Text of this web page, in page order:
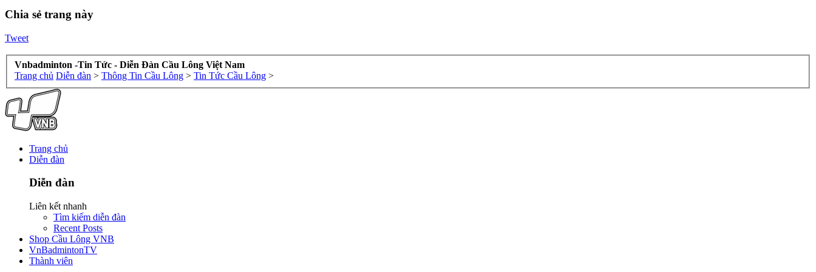
Chia sẻ trang này
Tweet
Vnbadminton -Tin Tức - Diễn Đàn Cầu Lông Việt Nam
Trang chủ Diễn đàn > Thông Tin Cầu Lông > Tin Tức Cầu Lông >
Trang chủ
Diễn đàn
Diễn đàn
Liên kết nhanh
Tìm kiếm diễn đàn
Recent Posts
Shop Cầu Lông VNB
VnBadmintonTV
Thành viên